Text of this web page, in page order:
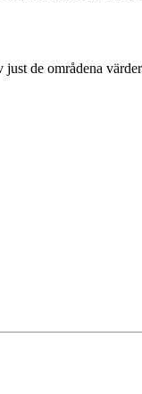
de områdena